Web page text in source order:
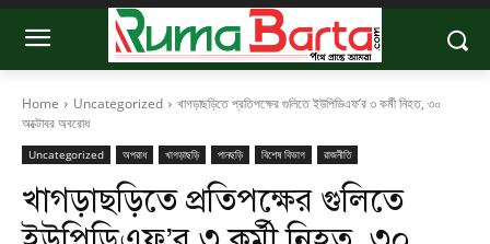
Home Uncategorized
খাগড়াছড়িতে প্রতিপক্ষের গুলিতে ইউপিডিএফ’র ৩ কর্মী নিহত, ৩০
অক্টোবর অবরোধ
Uncategorized অপরাধ খাগড়াছড়ি পানছড়ি বিশেষ বিভাগ রাজনীতি
খাগড়াছড়িতে প্রতিপক্ষের গুলিতে